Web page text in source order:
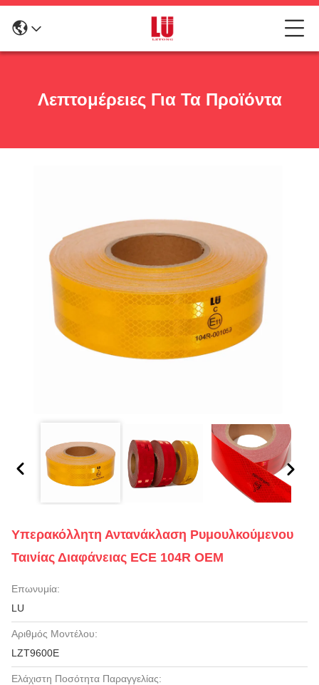
Λεπτομέρειες Για Τα Προϊόντα
Υπερακόλλητη Αντανάκλαση Ρυμουλκούμενου
Ταινίας Διαφάνειας ECE 104R OEM
Επωνυμία:
LU
Αριθμός Μοντέλου:
LZT9600E
Ελάχιστη Ποσότητα Παραγγελίας: